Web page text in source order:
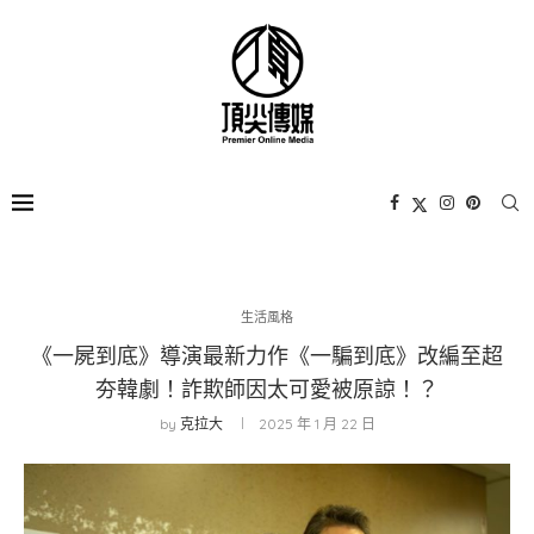
生活風格
《一屍到底》導演最新力作《一騙到底》改編至超
夯韓劇！詐欺師因太可愛被原諒！？
by 克拉大 2025 年 1 月 22 日